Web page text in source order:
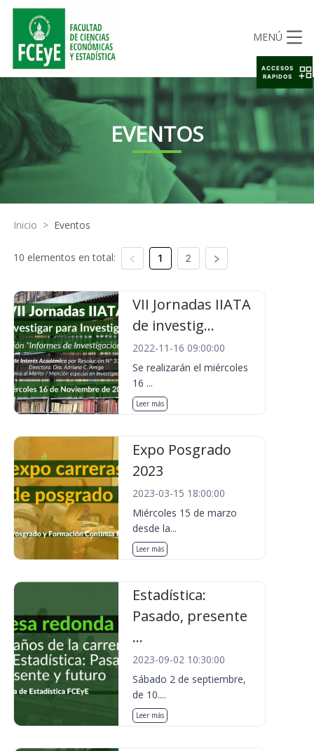
MENÚ
EVENTOS
Inicio > Eventos
10 elementos en total: 1 2
VII Jornadas IIATA
de investig...
2022-11-16 09:00:00
Se realizarán el miércoles
16 ...
Leer más
Expo Posgrado
2023
2023-03-15 18:00:00
Miércoles 15 de marzo
desde la...
Leer más
Estadística:
Pasado, presente
...
2023-09-02 10:30:00
Sábado 2 de septiembre,
de 10....
Leer más
ACCESOS
RAPIDOS